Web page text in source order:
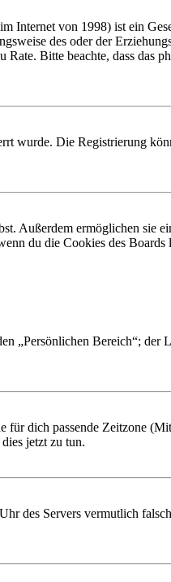
Internet von 1998) ist ein
des oder der
Bitte beachte, dass das
wurde. Die Registrierung
Außerdem ermöglichen sie
du die Cookies des Boards
„Persönlichen Bereich“;
dich passende Zeitzone
jetzt zu tun.
des Servers vermutlich